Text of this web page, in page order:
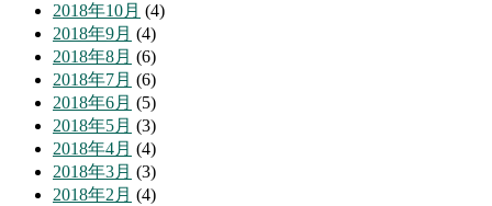
2018年10月 (4)
2018年9月 (4)
2018年8月 (6)
2018年7月 (6)
2018年6月 (5)
2018年5月 (3)
2018年4月 (4)
2018年3月 (3)
2018年2月 (4)